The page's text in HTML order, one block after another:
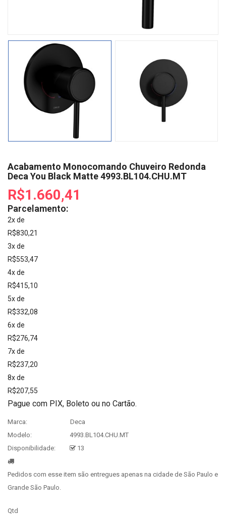
Acabamento Monocomando Chuveiro Redonda
Deca You Black Matte 4993.BL104.CHU.MT
R$1.660,41
Parcelamento:
2x de
R$830,21
3x de
R$553,47
4x de
R$415,10
5x de
R$332,08
6x de
R$276,74
7x de
R$237,20
8x de
R$207,55
Pague com PIX, Boleto ou no Cartão.
Marca:
Deca
Modelo:
4993.BL104.CHU.MT
Disponibilidade:
13
Pedidos com esse item são entregues apenas na cidade de São Paulo e
Grande São Paulo.
Qtd